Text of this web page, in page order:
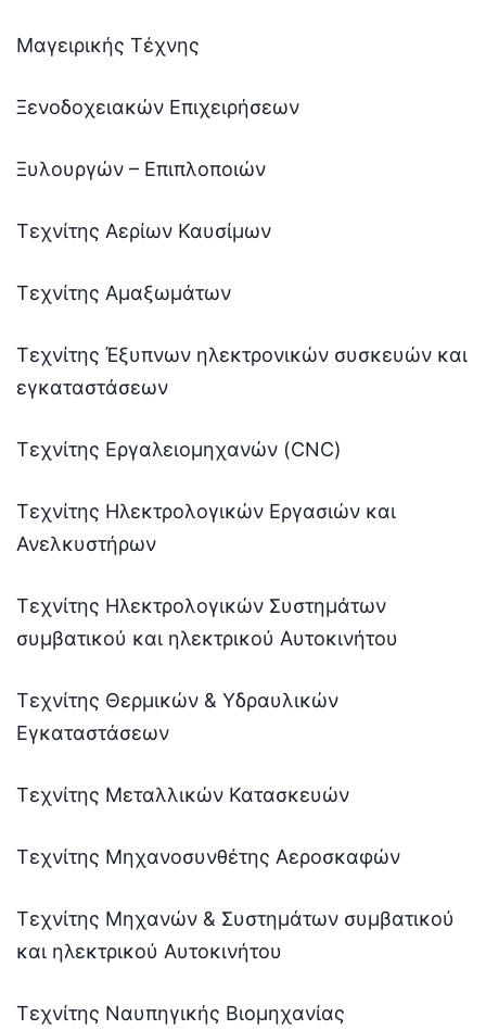
Μαγειρικής Τέχνης
Ξενοδοχειακών Επιχειρήσεων
Ξυλουργών – Επιπλοποιών
Τεχνίτης Αερίων Καυσίμων
Τεχνίτης Αμαξωμάτων
Τεχνίτης Έξυπνων ηλεκτρονικών συσκευών και
εγκαταστάσεων
Τεχνίτης Εργαλειομηχανών (CNC)
Τεχνίτης Ηλεκτρολογικών Εργασιών και
Ανελκυστήρων
Τεχνίτης Ηλεκτρολογικών Συστημάτων
συμβατικού και ηλεκτρικού Αυτοκινήτου
Τεχνίτης Θερμικών & Υδραυλικών
Εγκαταστάσεων
Τεχνίτης Μεταλλικών Κατασκευών
Τεχνίτης Μηχανοσυνθέτης Αεροσκαφών
Τεχνίτης Μηχανών & Συστημάτων συμβατικού
και ηλεκτρικού Αυτοκινήτου
Τεχνίτης Ναυπηγικής Βιομηχανίας